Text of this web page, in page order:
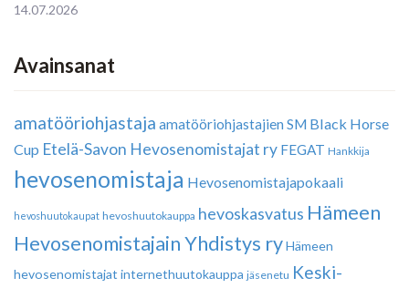
14.07.2026
Avainsanat
amatööriohjastaja amatööriohjastajien SM Black Horse
Cup Etelä-Savon Hevosenomistajat ry FEGAT Hankkija
hevosenomistaja Hevosenomistajapokaali
hevoshuutokaupat hevoshuutokauppa hevoskasvatus Hämeen
Hevosenomistajain Yhdistys ryHämeen
hevosenomistajat internethuutokauppa jäsenetu Keski-